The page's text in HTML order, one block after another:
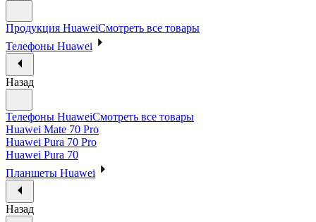
Продукция HuaweiСмотреть все товары
Телефоны Huawei
Назад
Телефоны HuaweiСмотреть все товары
Huawei Mate 70 Pro
Huawei Pura 70 Pro
Huawei Pura 70
Планшеты Huawei
Назад